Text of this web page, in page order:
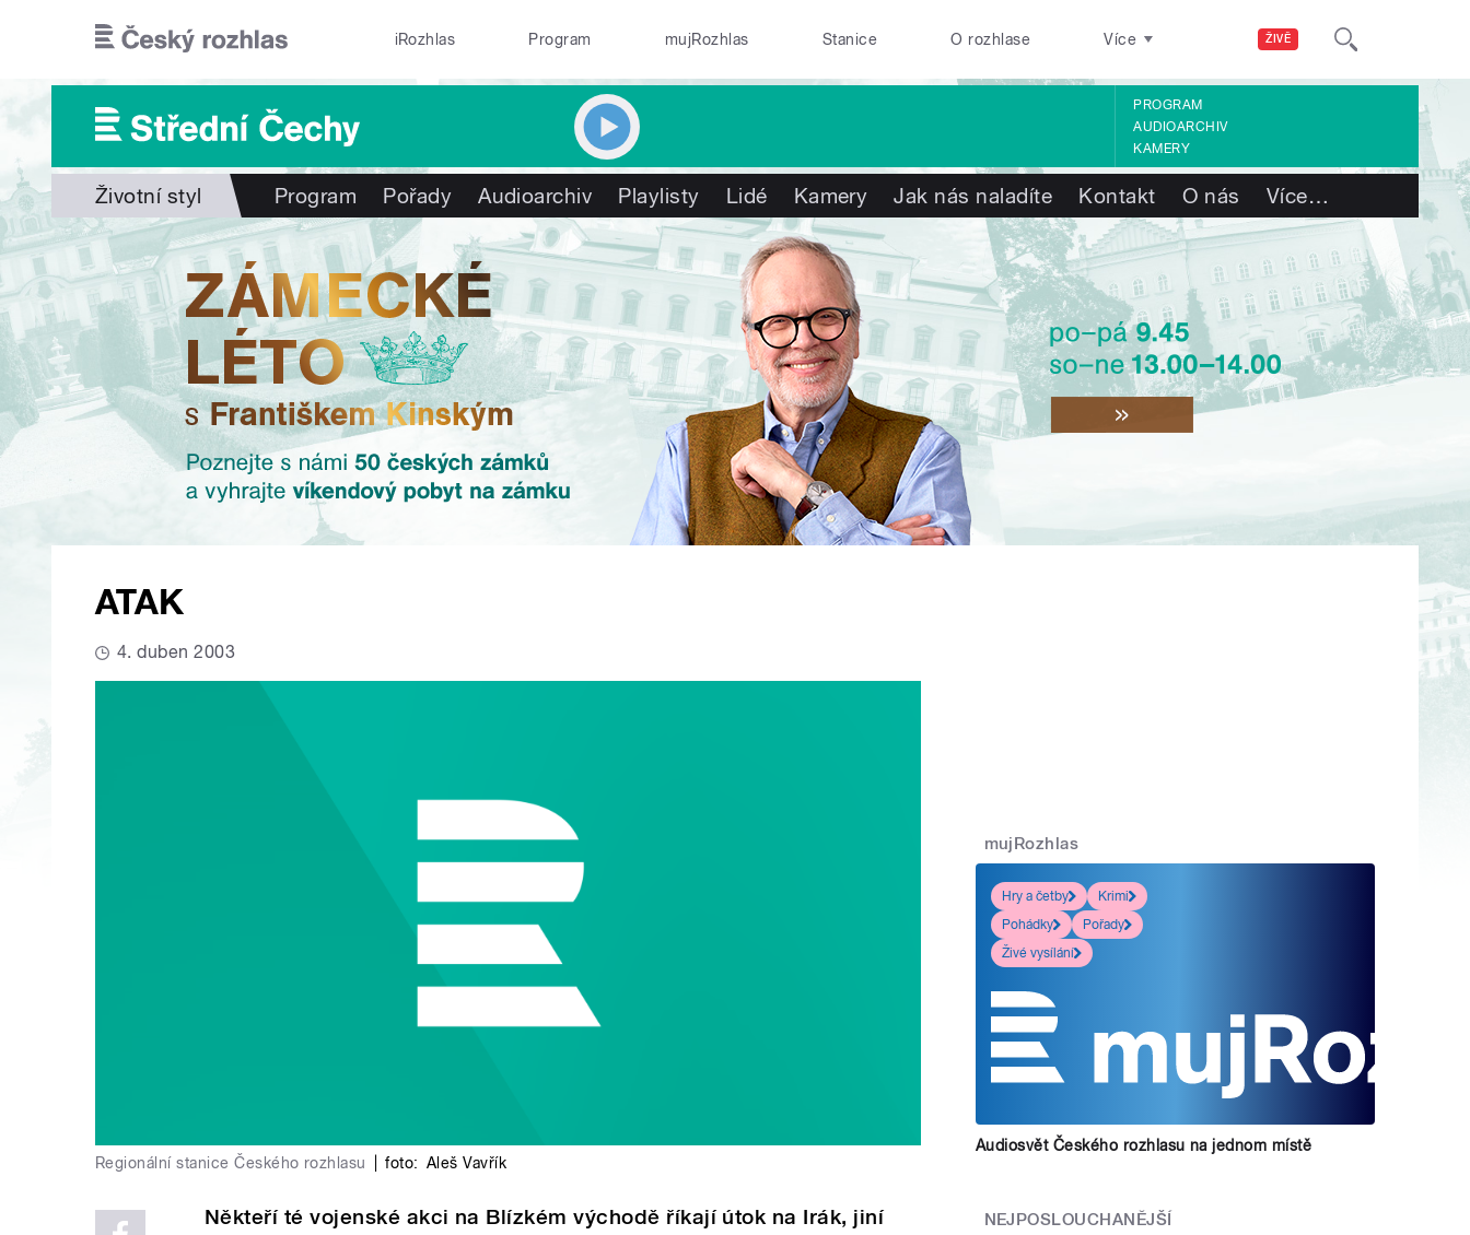
ŽIVĚ
iRozhlas Program mujRozhlas Stanice O rozhlase Více
PROGRAM
AUDIOARCHIV
KAMERY
Životní styl Program Pořady Audioarchiv Playlisty Lidé Kamery Jak nás naladíte Kontakt O nás Více…
ATAK
4. duben 2003
Regionální stanice Českého rozhlasu foto: Aleš Vavřík
Někteří té vojenské akci na Blízkém východě říkají útok na Irák, jiní
mujRozhlas
Hry a četby
Krimi
Pohádky
Pořady
Živé vysílání
Audiosvět Českého rozhlasu na jednom místě
NEJPOSLOUCHANĚJŠÍ